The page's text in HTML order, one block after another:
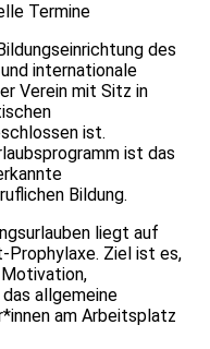
Termine
des
internationale
Verein mit Sitz in
ist.
ist das
Bildung.
liegt auf
Prophylaxe. Ziel ist es,
allgemeine
am Arbeitsplatz